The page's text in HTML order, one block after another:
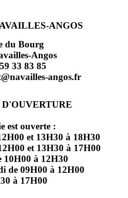
ANGOS
du Bourg
Angos
33 83 85
angos.fr
est ouverte :
et 13H30 à 18H30
et 13H30 à 17H00
10H00 à 12H30
de 09H00 à 12H00
à 17H00